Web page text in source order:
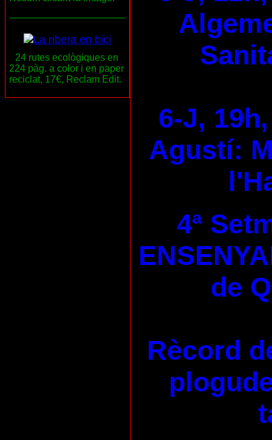
24 rutes ecològiques en
224 pàg. a color i en paper
reciclat, 17€, Reclam Edit.
6-J,
Agustí:
4ª
de
Rècord